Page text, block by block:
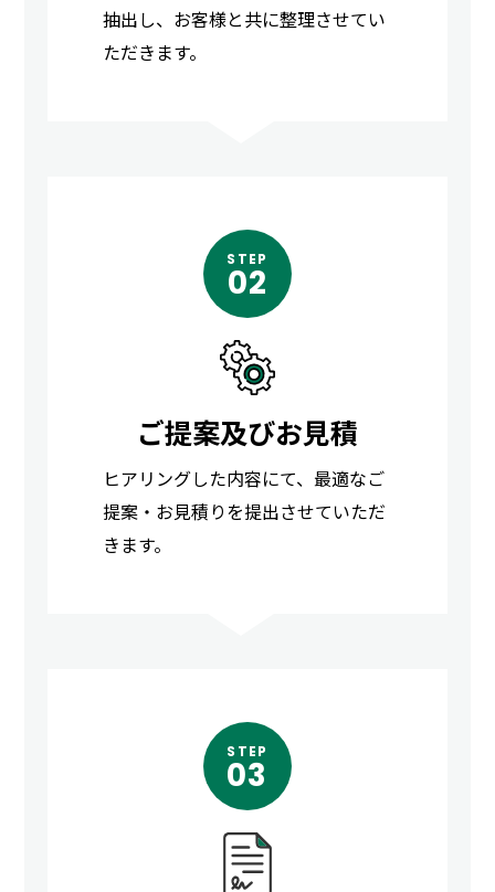
抽出し、お客様と共に整理させてい
ただきます。
STEP
02
ご提案及びお見積
ヒアリングした内容にて、最適なご
提案・お見積りを提出させていただ
きます。
STEP
03